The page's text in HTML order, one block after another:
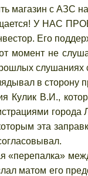
магазин с АЗС
У НАС
Его
не
в сторону
В.И.,
эта
матом его